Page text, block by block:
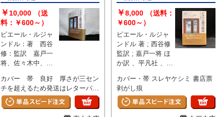
￥ 10,000
（送
料：￥600～）
ピエール・ルジャ
ンドル：著 西谷
修：監訳 嘉戸一
将、佐々木中、橋
介：訳 、平凡社 、
2003年 、A5判 、
１冊
カバー 帯 良好 厚さが三セン
チを超えるため発送はレターパッ
クプラス料金
￥8,000
（送料：
￥600～）
ピエール・ルジャ
ンドル 著 ; 西谷修
監訳 ; 嘉戸一将 ほ
か訳 、平凡社 、
、22cm
カバー・帯 スレヤケシミ 書店票
剥がし痕